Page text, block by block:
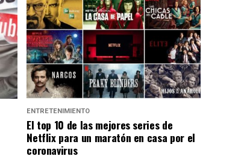
ENTRETENIMIENTO
El top 10 de las mejores series de
Netflix para un maratón en casa por el
coronavirus